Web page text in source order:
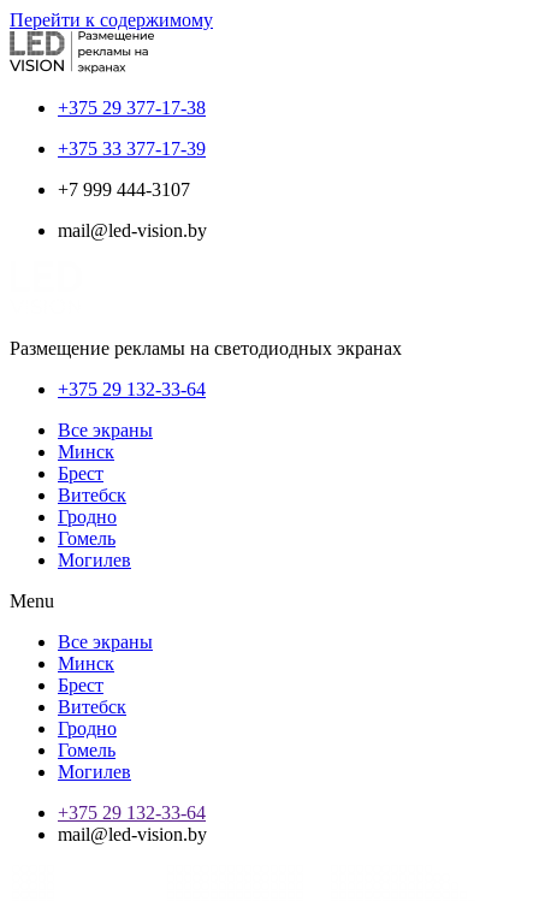
Перейти к содержимому
+375 29 377-17-38
+375 33 377-17-39
+7 999 444-3107
mail@led-vision.by
Размещение рекламы на светодиодных экранах
+375 29 132-33-64
Все экраны
Минск
Брест
Витебск
Гродно
Гомель
Могилев
Menu
Все экраны
Минск
Брест
Витебск
Гродно
Гомель
Могилев
+375 29 132-33-64
mail@led-vision.by